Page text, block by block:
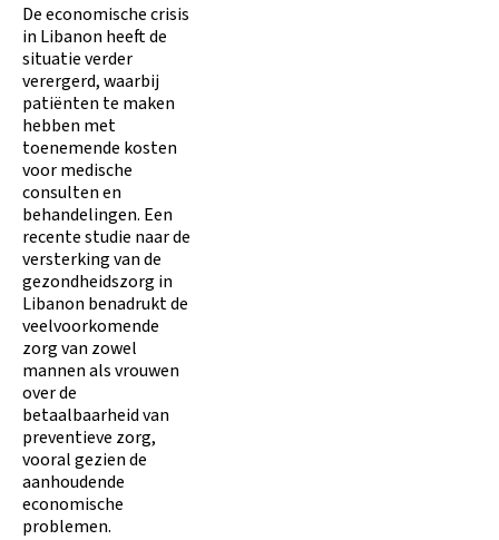
De economische crisis
in Libanon heeft de
situatie verder
verergerd, waarbij
patiënten te maken
hebben met
toenemende kosten
voor medische
consulten en
behandelingen. Een
recente studie naar de
versterking van de
gezondheidszorg in
Libanon benadrukt de
veelvoorkomende
zorg van zowel
mannen als vrouwen
over de
betaalbaarheid van
preventieve zorg,
vooral gezien de
aanhoudende
economische
problemen.